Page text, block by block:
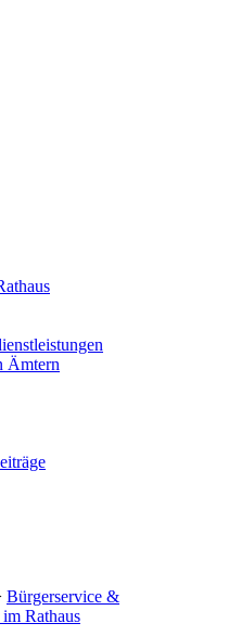
Ämtern
Bürgerservice &
Rathaus